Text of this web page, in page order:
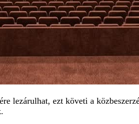
lezárulhat, ezt követi a